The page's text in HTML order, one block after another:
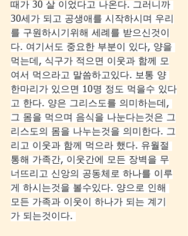
때가 30 살 이었다고 나온다. 그러니까
30세가 되고 공생애를 시작하시며 우리
를 구원하시기위해 세례를 받으신것이
다. 여기서도 중요한 부분이 있다, 양을
먹는데, 식구가 적으면 이웃과 함께 모
여서 먹으라고 말씀하고있다. 보통 양
한마리가 있으면 10명 정도 먹을수 있다
고 한다. 양은 그리스도를 의미하는데,
그 몸을 먹으며 음식을 나눈다는것은 그
리스도의 몸을 나누는것을 의미한다. 그
리고 이웃과 함께 먹으라 했다. 유월절
통해 가족간, 이웃간에 모든 장벽을 무
너뜨리고 신앙의 공동체로 하나를 이루
게 하시는것을 볼수있다. 양으로 인해
모든 가족과 이웃이 하나가 되는 계기
가 되는것이다.